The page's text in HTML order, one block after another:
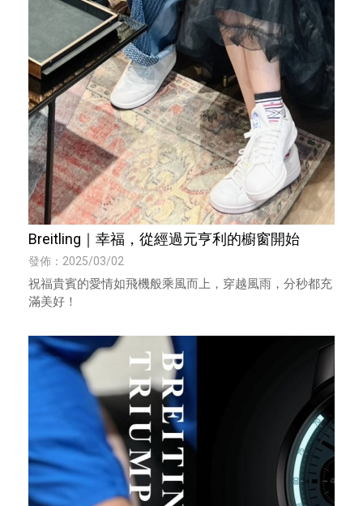
Breitling｜幸福，從經過元亨利的櫥窗開始
發佈：2025/03/02
祝福貴賓的愛情如飛機般乘風而上，穿越風雨，分秒都充
滿美好！